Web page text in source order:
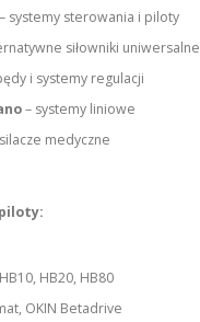
– systemy sterowania i piloty
siłowniki uniwersalne
i systemy regulacji
– systemy liniowe
medyczne
HB20, HB80
OKIN Betadrive